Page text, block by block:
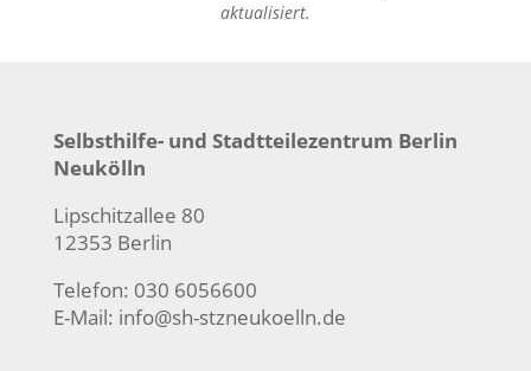
aktualisiert.
Selbsthilfe- und Stadtteilezentrum Berlin
Neukölln
Lipschitzallee 80
12353 Berlin
Telefon: 030 6056600
E-Mail: info@sh-stzneukoelln.de